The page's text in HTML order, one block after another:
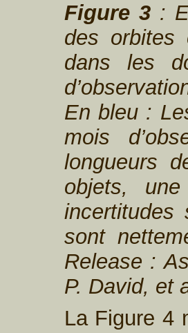
Figure 3:
des orbites
dans les
En bleu :
mois
longueurs
objets,
incertitudes
sont
Release :
P. David, et
La Figure 4